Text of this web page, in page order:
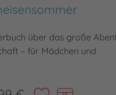
über das große
– für Mädchen und